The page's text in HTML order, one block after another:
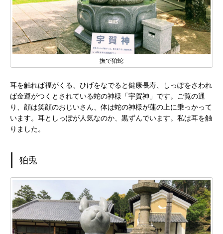
撫で狛蛇
耳を触れば福がくる、ひげをなでると健康長寿、しっぽをさわれ
ば金運がつくとされている蛇の神様「宇賀神」です。ご覧の通
り、顔は笑顔のおじいさん、体は蛇の神様が蓮の上に乗っかって
います。耳としっぽが人気なのか、黒ずんでいます。私は耳を触
りました。
狛兎